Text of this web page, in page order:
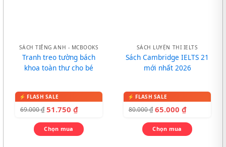
SÁCH TIẾNG ANH - MCBOOKS
Tranh treo tường bách
khoa toàn thư cho bé
69.000₫ 51.750 ₫
Chọn mua
SÁCH LUYỆN THI IELTS
Sách Cambridge IELTS 21
mới nhất 2026
80.000₫ 65.000 ₫
Chọn mua